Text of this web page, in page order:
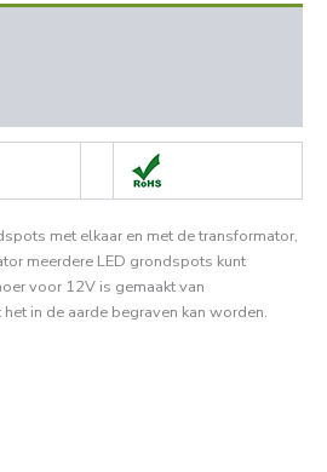
met elkaar en met de transformator,
meerdere LED grondspots kunt
voor 12V is gemaakt van
in de aarde begraven kan worden.